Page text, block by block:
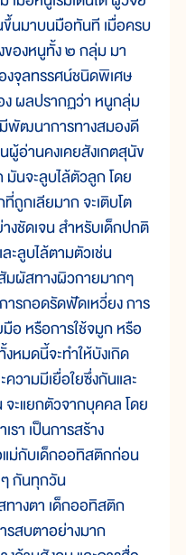
ขึ้นมาบนมือทันที เมื่อครบ
องหนูทั้ง ๒ กลุ่ม มา
งจุลทรรศน์ชนิดพิเศษ
ง ผลปรากฏว่า หนูกลุ่ม
พัฒนาการทางสมองดี
อ่านคงเคยสังเกตสุนัข
นจะลูบไล้ตัวลูก โดย
ถูกเลียมาก จะเติบโต
งชัดเจน สำหรับเด็กปกติ
ลูบไล้ตามตัวเช่น
มผัสทางผิวกายมากๆ
ารกอดรัดฟัดเหวี่ยง การ
อ หรือการใช้จมูก หรือ
หมดนี้จะทำให้บังเกิด
วามมีเยื่อใยซึ่งกันและ
ะแยกตัวจากบุคคล โดย
รา เป็นการสร้าง
ม่กับเด็กออทิสติกก่อน
กันทุกวัน
างตา เด็กออทิสติก
สบตาอย่างมาก